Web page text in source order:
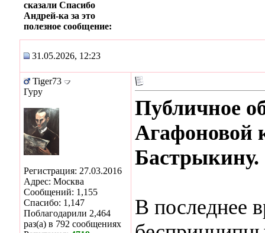
сказали Спасибо
Андрей-ка за это
полезное сообщение:
31.05.2026, 12:23
Tiger73
Гуру
Регистрация: 27.03.2016
Адрес: Москва
Сообщений: 1,155
Спасибо: 1,147
Поблагодарили 2,464
раз(а) в 792 сообщениях
Публичное
Агафоновой
Бастрыкину.
В последнее